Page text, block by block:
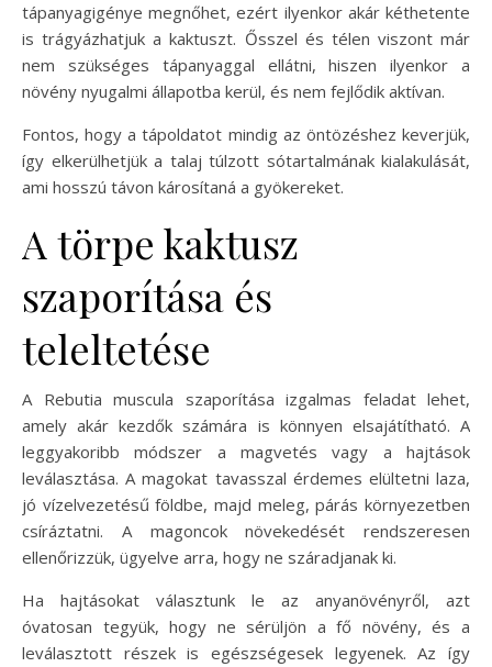
tápanyagigénye megnőhet, ezért ilyenkor akár kéthetente
is trágyázhatjuk a kaktuszt. Ősszel és télen viszont már
nem szükséges tápanyaggal ellátni, hiszen ilyenkor a
növény nyugalmi állapotba kerül, és nem fejlődik aktívan.
Fontos, hogy a tápoldatot mindig az öntözéshez keverjük,
így elkerülhetjük a talaj túlzott sótartalmának kialakulását,
ami hosszú távon károsítaná a gyökereket.
A törpe kaktusz
szaporítása és
teleltetése
A Rebutia muscula szaporítása izgalmas feladat lehet,
amely akár kezdők számára is könnyen elsajátítható. A
leggyakoribb módszer a magvetés vagy a hajtások
leválasztása. A magokat tavasszal érdemes elültetni laza,
jó vízelvezetésű földbe, majd meleg, párás környezetben
csíráztatni. A magoncok növekedését rendszeresen
ellenőrizzük, ügyelve arra, hogy ne száradjanak ki.
Ha hajtásokat választunk le az anyanövényről, azt
óvatosan tegyük, hogy ne sérüljön a fő növény, és a
leválasztott részek is egészségesek legyenek. Az így